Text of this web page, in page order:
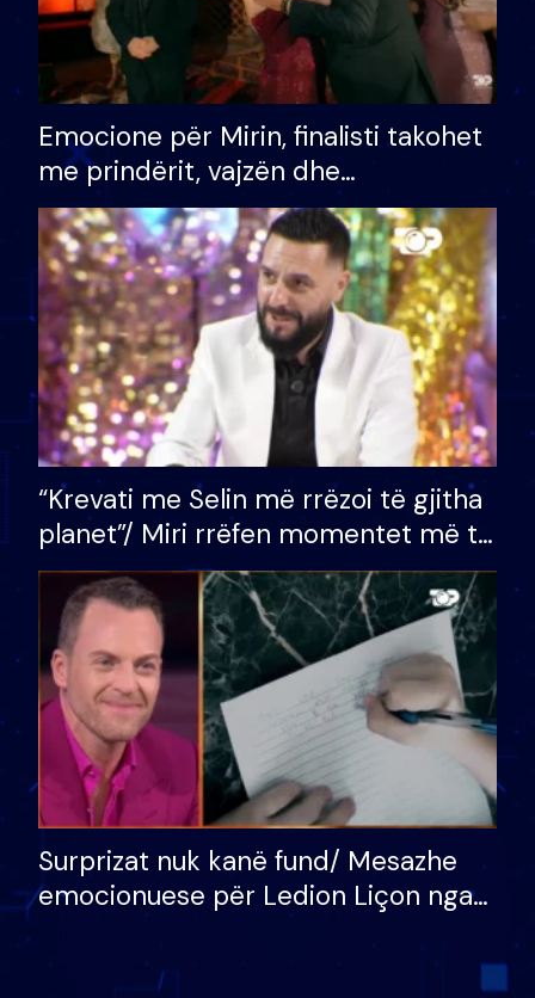
Emocione për Mirin, finalisti takohet
me prindërit, vajzën dhe
bashkëshorten: S’kemi ndonjë letër
divorci apo jo?
“Krevati me Selin më rrëzoi të gjitha
planet”/ Miri rrëfen momentet më të
bukura në shtëpinë e BB VIP: Do më
mungojë zilja e mëngjesit kur…
Surprizat nuk kanë fund/ Mesazhe
emocionuese për Ledion Liçon nga
nuk i mban dot lotët: Nuk meritoj…